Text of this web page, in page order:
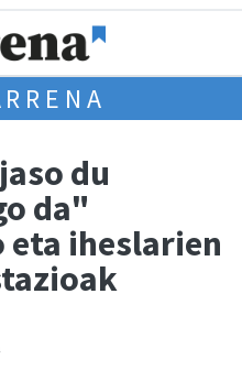
du
da"
eta iheslarien